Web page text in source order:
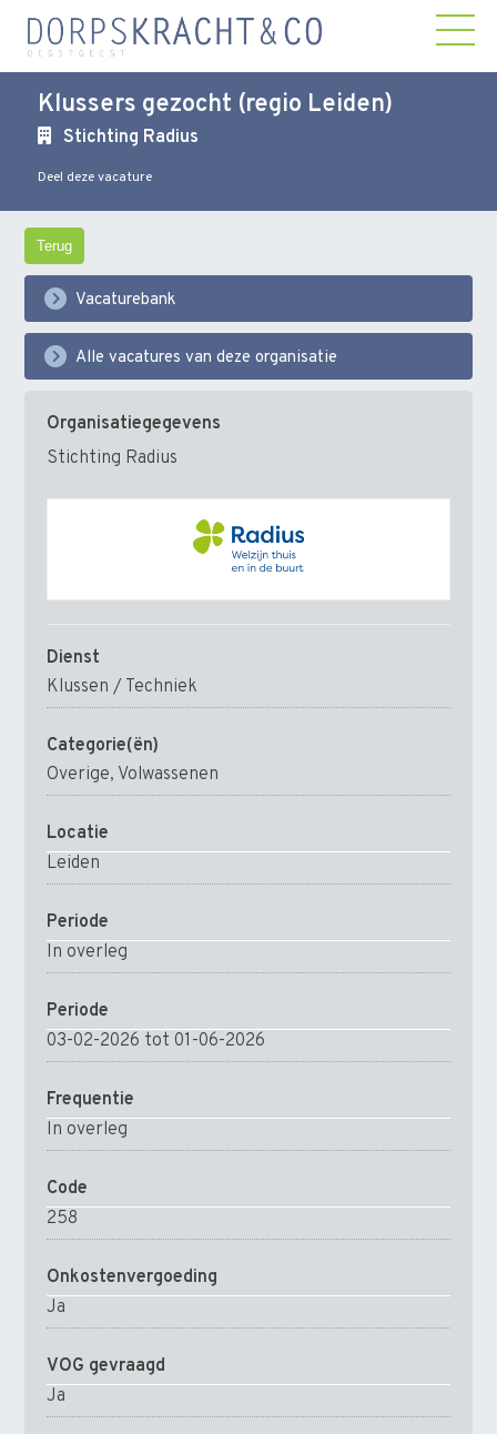
Klussers gezocht (regio Leiden)
Stichting Radius
Deel deze vacature
Terug
Vacaturebank
Alle vacatures van deze organisatie
Organisatiegegevens
Stichting Radius
Dienst
Klussen / Techniek
Categorie(ën)
Overige, Volwassenen
Locatie
Leiden
Periode
In overleg
Periode
03-02-2026 tot 01-06-2026
Frequentie
In overleg
Code
258
Onkostenvergoeding
Ja
VOG gevraagd
Ja